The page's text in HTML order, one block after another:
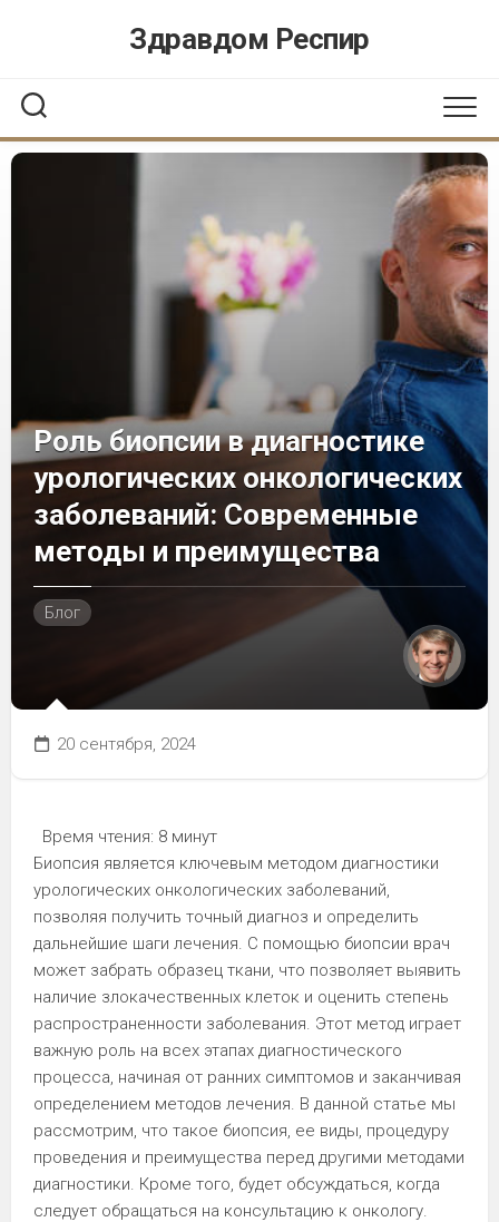
Здравдом Респир
Роль биопсии в диагностике
урологических онкологических
заболеваний: Современные
методы и преимущества
Блог
20 сентября, 2024
Время чтения: 8 минут
Биопсия является ключевым методом диагностики
урологических онкологических заболеваний,
позволяя получить точный диагноз и определить
дальнейшие шаги лечения. С помощью биопсии врач
может забрать образец ткани, что позволяет выявить
наличие злокачественных клеток и оценить степень
распространенности заболевания. Этот метод играет
важную роль на всех этапах диагностического
процесса, начиная от ранних симптомов и заканчивая
определением методов лечения. В данной статье мы
рассмотрим, что такое биопсия, ее виды, процедуру
проведения и преимущества перед другими методами
диагностики. Кроме того, будет обсуждаться, когда
следует обращаться на консультацию к онкологу.